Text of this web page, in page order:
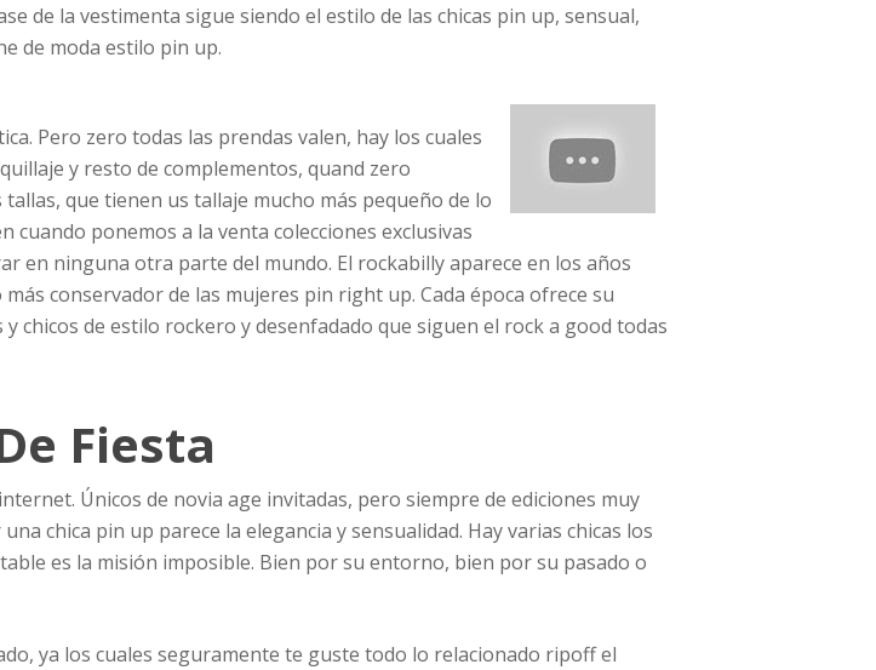
de la vestimenta sigue siendo el estilo de las chicas pin up, sensual,
de moda estilo pin up.
Pero zero todas las prendas valen, hay los cuales
y resto de complementos, quand zero
que tienen us tallaje mucho más pequeño de lo
ponemos a la venta colecciones exclusivas
en ninguna otra parte del mundo. El rockabilly aparece en los años
conservador de las mujeres pin right up. Cada época ofrece su
chicos de estilo rockero y desenfadado que siguen el rock a good todas
Fiesta
Únicos de novia age invitadas, pero siempre de ediciones muy
chica pin up parece la elegancia y sensualidad. Hay varias chicas los
es la misión imposible. Bien por su entorno, bien por su pasado o
ya los cuales seguramente te guste todo lo relacionado ripoff el